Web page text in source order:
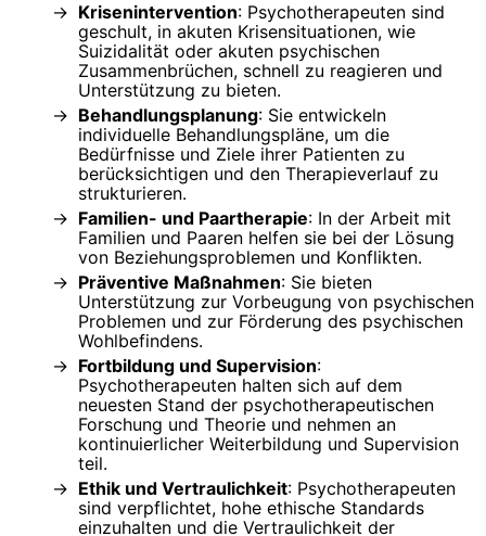
Krisenintervention: Psychotherapeuten sind
geschult, in akuten Krisensituationen, wie
Suizidalität oder akuten psychischen
Zusammenbrüchen, schnell zu reagieren und
Unterstützung zu bieten.
Behandlungsplanung: Sie entwickeln
individuelle Behandlungspläne, um die
Bedürfnisse und Ziele ihrer Patienten zu
berücksichtigen und den Therapieverlauf zu
strukturieren.
Familien- und Paartherapie: In der Arbeit mit
Familien und Paaren helfen sie bei der Lösung
von Beziehungsproblemen und Konflikten.
Präventive Maßnahmen: Sie bieten
Unterstützung zur Vorbeugung von psychischen
Problemen und zur Förderung des psychischen
Wohlbefindens.
Fortbildung und Supervision:
Psychotherapeuten halten sich auf dem
neuesten Stand der psychotherapeutischen
Forschung und Theorie und nehmen an
kontinuierlicher Weiterbildung und Supervision
teil.
Ethik und Vertraulichkeit: Psychotherapeuten
sind verpflichtet, hohe ethische Standards
einzuhalten und die Vertraulichkeit der